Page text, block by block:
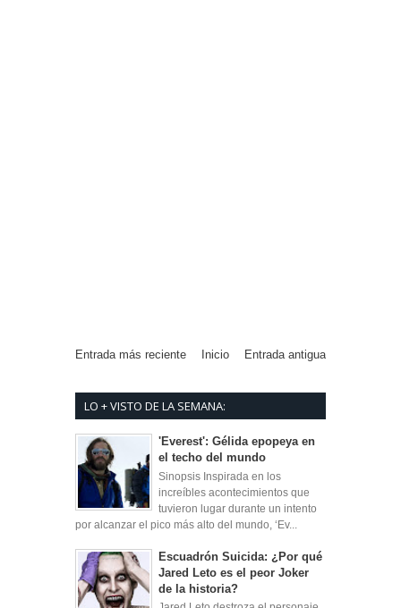
Entrada más reciente Entrada antigua
Inicio
LO + VISTO DE LA SEMANA:
'Everest': Gélida epopeya en
el techo del mundo
Sinopsis Inspirada en los
increíbles acontecimientos que
tuvieron lugar durante un intento
por alcanzar el pico más alto del mundo, ‘Ev...
Escuadrón Suicida: ¿Por qué
Jared Leto es el peor Joker
de la historia?